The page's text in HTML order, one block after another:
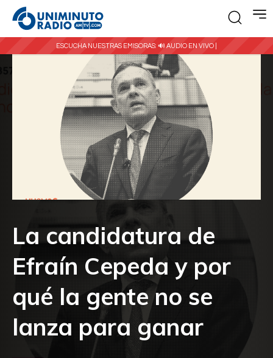
ESCUCHA NUESTRAS EMISORAS: 🔊 AUDIO EN VIVO |
La candidatura de
Efraín Cepeda y por
qué la gente no se
lanza para ganar